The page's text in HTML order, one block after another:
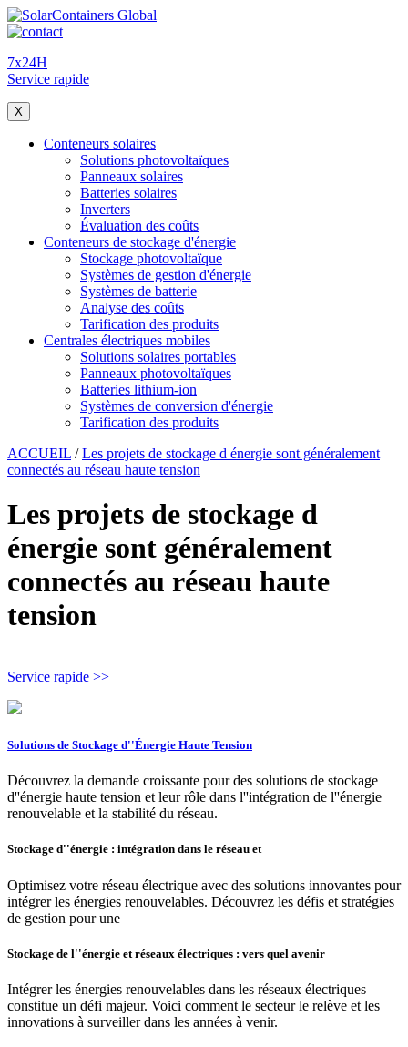
7x24H
Service rapide
X
Conteneurs solaires
Solutions photovoltaïques
Panneaux solaires
Batteries solaires
Inverters
Évaluation des coûts
Conteneurs de stockage d'énergie
Stockage photovoltaïque
Systèmes de gestion d'énergie
Systèmes de batterie
Analyse des coûts
Tarification des produits
Centrales électriques mobiles
Solutions solaires portables
Panneaux photovoltaïques
Batteries lithium-ion
Systèmes de conversion d'énergie
Tarification des produits
ACCUEIL /Les projets de stockage d énergie sont généralement
connectés au réseau haute tension
Les projets de stockage d
énergie sont généralement
connectés au réseau haute
tension
Service rapide >>
Solutions de Stockage d''Énergie Haute Tension
Découvrez la demande croissante pour des solutions de stockage
d''énergie haute tension et leur rôle dans l''intégration de l''énergie
renouvelable et la stabilité du réseau.
Stockage d''énergie : intégration dans le réseau et
Optimisez votre réseau électrique avec des solutions innovantes pour
intégrer les énergies renouvelables. Découvrez les défis et stratégies
de gestion pour une
Stockage de l''énergie et réseaux électriques : vers quel avenir
Intégrer les énergies renouvelables dans les réseaux électriques
constitue un défi majeur. Voici comment le secteur le relève et les
innovations à surveiller dans les années à venir.